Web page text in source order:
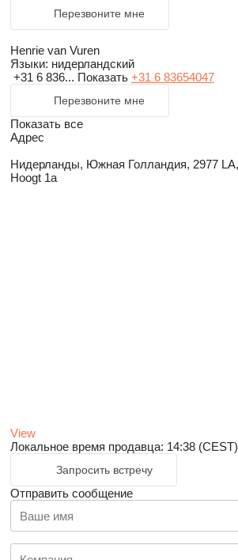
Перезвоните мне
Henrie van Vuren
Языки: нидерландский
+31 6 836... Показать +31 6 83654047
Перезвоните мне
Показать все
Адрес
Нидерланды, Южная Голландия, 2977
Hoogt 1a
View
Локальное время продавца: 14:38 (CEST)
Запросить встречу
Отправить сообщение